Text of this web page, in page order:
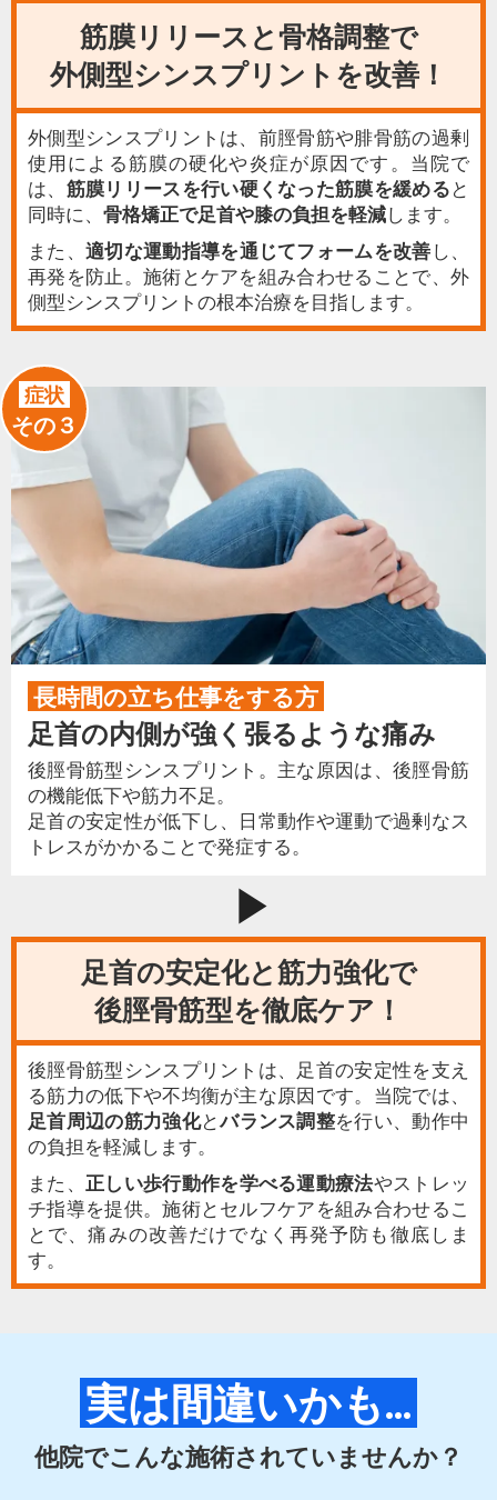
筋膜リリースと骨格調整で
外側型シンスプリントを改善！
外側型シンスプリントは、前脛骨筋や腓骨筋の過剰
使用による筋膜の硬化や炎症が原因です。当院で
は、 筋膜リリースを行い硬くなった筋膜を緩めると
同時に、 骨格矯正で足首や膝の負担を軽減します。
また、 適切な運動指導を通じてフォームを改善し、
再発を防止。施術とケアを組み合わせることで、外
側型シンスプリントの根本治療を目指します。
症状
その３
長時間の立ち仕事をする方
足首の内側が強く張るような痛み
後脛骨筋型シンスプリント。主な原因は、後脛骨筋
の機能低下や筋力不足。
足首の安定性が低下し、日常動作や運動で過剰なス
トレスがかかることで発症する。
play_arrow
足首の安定化と筋力強化で
後脛骨筋型を徹底ケア！
後脛骨筋型シンスプリントは、足首の安定性を支え
る筋力の低下や不均衡が主な原因です。当院では、
足首周辺の筋力強化とバランス調整を行い、動作中
の負担を軽減します。
また、 正しい歩行動作を学べる運動療法やストレッ
チ指導を提供。施術とセルフケアを組み合わせるこ
とで、痛みの改善だけでなく再発予防も徹底しま
す。
実は間違いかも...
他院でこんな施術されていませんか？